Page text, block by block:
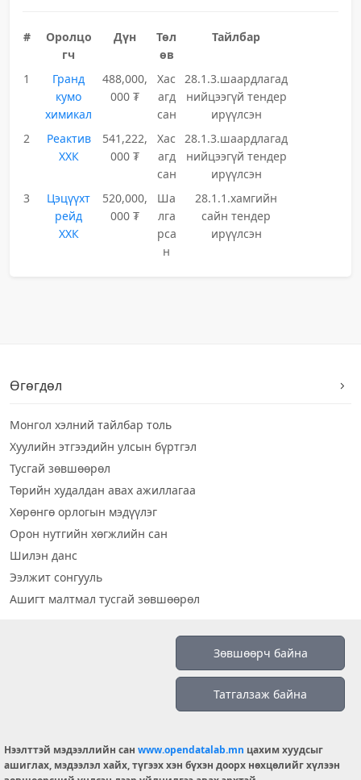
#
Оролцо
гч
Дүн
Төл
өв
Тайлбар
1
Гранд
кумо
химикал
488,000,
000 ₮
Хас
агд
сан
28.1.3.шаардлагад
нийцээгүй тендер
ирүүлсэн
2
Реактив
ХХК
541,222,
000 ₮
Хас
агд
сан
28.1.3.шаардлагад
нийцээгүй тендер
ирүүлсэн
3
Цэцүүхт
рейд
ХХК
520,000,
000 ₮
Ша
лга
рса
н
28.1.1.хамгийн
сайн тендер
ирүүлсэн
Өгөгдөл
Монгол хэлний тайлбар толь
Хуулийн этгээдийн улсын бүртгэл
Тусгай зөвшөөрөл
Төрийн худалдан авах ажиллагаа
Хөрөнгө орлогын мэдүүлэг
Орон нутгийн хөгжлийн сан
Шилэн данс
Ээлжит сонгууль
Ашигт малтмал тусгай зөвшөөрөл
info@opendatalab.mn
Зөвшөөрч байна
Татгалзаж байна
Нээлттэй мэдээллийн сан www.opendatalab.mn цахим хуудсыг
ашиглах, мэдээлэл хайх, түгээх хэн бүхэн доорх нөхцөлийг хүлээн